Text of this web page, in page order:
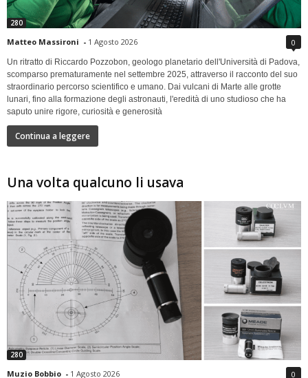
280
Matteo Massironi - 1 Agosto 2026 0
Un ritratto di Riccardo Pozzobon, geologo planetario dell'Università di Padova,
scomparso prematuramente nel settembre 2025, attraverso il racconto del suo
straordinario percorso scientifico e umano. Dai vulcani di Marte alle grotte
lunari, fino alla formazione degli astronauti, l'eredità di uno studioso che ha
saputo unire rigore, curiosità e generosità
Continua a leggere
Una volta qualcuno li usava
280
Muzio Bobbio - 1 Agosto 2026 0